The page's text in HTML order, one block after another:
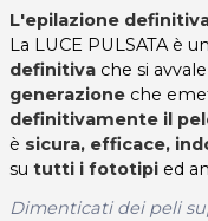
L'epilazione definitiva
La LUCE PULSATA è
definitiva che si
generazione che
definitivamente il
è sicura, efficace,
su tutti i fototipi ed
Dimenticati dei peli